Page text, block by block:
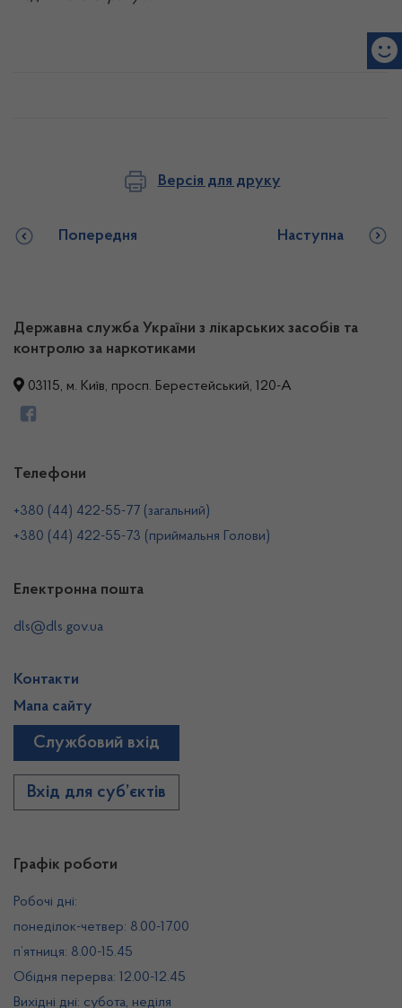
Версія для друку
Попередня Наступна
Державна служба України з лікарських засобів та
контролю за наркотиками
03115, м. Київ, просп. Берестейський, 120-А
Графік роботи
Робочі дні:
понеділок-четвер: 8.00-17.00
п’ятниця: 8.00-15.45
Обідня перерва: 12.00-12.45
Вихідні дні: субота, неділя
Телефони
+380 (44) 422-55-77 (загальний)
+380 (44) 422-55-73 (приймальня Голови)
Електронна пошта
dls@dls.gov.ua
Контакти
Мапа сайту
Службовий вхід
Вхід для суб’єктів